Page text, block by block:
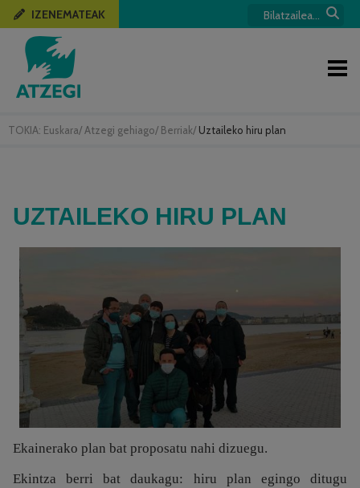
TOKIA: Euskara/ Atzegi gehiago/ Berriak/ Uztaileko hiru plan
IZENEMATEAK
UZTAILEKO HIRU PLAN
Ekainerako plan bat proposatu nahi dizuegu.
Ekintza berri bat daukagu: hiru plan egingo ditugu